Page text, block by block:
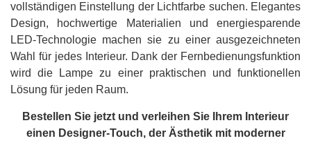
vollständigen Einstellung der Lichtfarbe suchen. Elegantes
Design, hochwertige Materialien und energiesparende
LED-Technologie machen sie zu einer ausgezeichneten
Wahl für jedes Interieur. Dank der Fernbedienungsfunktion
wird die Lampe zu einer praktischen und funktionellen
Lösung für jeden Raum.
Bestellen Sie jetzt und verleihen Sie Ihrem Interieur
einen Designer-Touch, der Ästhetik mit moderner